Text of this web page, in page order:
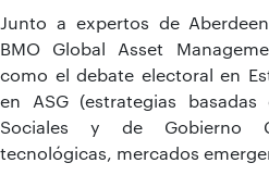
Junto a expertos de
BMO Global Asset
como el debate electoral en
en ASG (estrategias basadas
Sociales y de Gobierno
tecnológicas, mercados